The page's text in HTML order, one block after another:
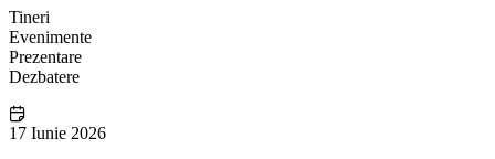
Tineri
Evenimente
Prezentare
Dezbatere
17 Iunie 2026